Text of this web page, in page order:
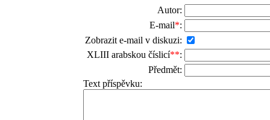
Autor:
E-mail*:
Zobrazit e-mail v diskuzi:
XLIII arabskou číslicí**:
Předmět:
Text příspěvku: